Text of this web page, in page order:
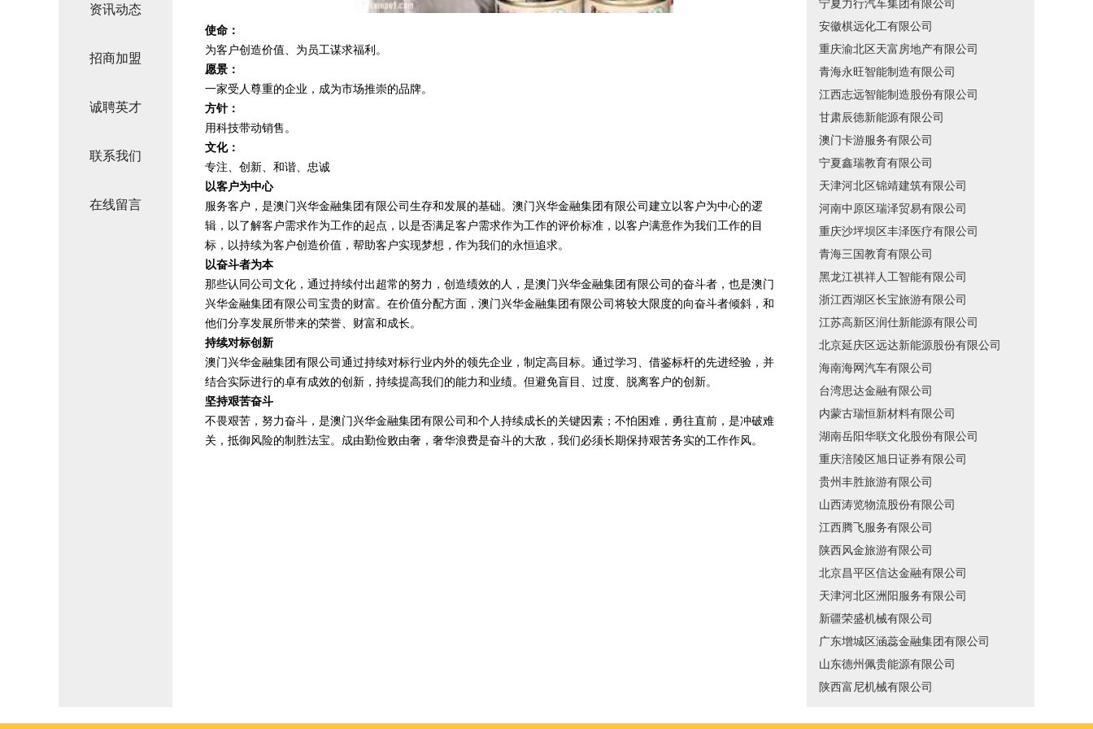
资讯动态
招商加盟
诚聘英才
联系我们
在线留言
使命：
为客户创造价值、为员工谋求福利。
愿景：
一家受人尊重的企业，成为市场推崇的品牌。
方针：
用科技带动销售。
文化：
专注、创新、和谐、忠诚
以客户为中心
服务客户，是澳门兴华金融集团有限公司生存和发展的基础。澳门兴华金融集团有限公司建立以客户为中心的逻
辑，以了解客户需求作为工作的起点，以是否满足客户需求作为工作的评价标准，以客户满意作为我们工作的目
标，以持续为客户创造价值，帮助客户实现梦想，作为我们的永恒追求。
以奋斗者为本
那些认同公司文化，通过持续付出超常的努力，创造绩效的人，是澳门兴华金融集团有限公司的奋斗者，也是澳门
兴华金融集团有限公司宝贵的财富。在价值分配方面，澳门兴华金融集团有限公司将较大限度的向奋斗者倾斜，和
他们分享发展所带来的荣誉、财富和成长。
持续对标创新
澳门兴华金融集团有限公司通过持续对标行业内外的领先企业，制定高目标。通过学习、借鉴标杆的先进经验，并
结合实际进行的卓有成效的创新，持续提高我们的能力和业绩。但避免盲目、过度、脱离客户的创新。
坚持艰苦奋斗
不畏艰苦，努力奋斗，是澳门兴华金融集团有限公司和个人持续成长的关键因素；不怕困难，勇往直前，是冲破难
关，抵御风险的制胜法宝。成由勤俭败由奢，奢华浪费是奋斗的大敌，我们必须长期保持艰苦务实的工作作风。
宁夏力行汽车集团有限公司
安徽棋远化工有限公司
重庆渝北区天富房地产有限公司
青海永旺智能制造有限公司
江西志远智能制造股份有限公司
甘肃辰德新能源有限公司
澳门卡游服务有限公司
宁夏鑫瑞教育有限公司
天津河北区锦靖建筑有限公司
河南中原区瑞泽贸易有限公司
重庆沙坪坝区丰泽医疗有限公司
青海三国教育有限公司
黑龙江祺祥人工智能有限公司
浙江西湖区长宝旅游有限公司
江苏高新区润仕新能源有限公司
北京延庆区远达新能源股份有限公司
海南海网汽车有限公司
台湾思达金融有限公司
内蒙古瑞恒新材料有限公司
湖南岳阳华联文化股份有限公司
重庆涪陵区旭日证券有限公司
贵州丰胜旅游有限公司
山西涛览物流股份有限公司
江西腾飞服务有限公司
陕西风金旅游有限公司
北京昌平区信达金融有限公司
天津河北区洲阳服务有限公司
新疆荣盛机械有限公司
广东增城区涵蕊金融集团有限公司
山东德州佩贵能源有限公司
陕西富尼机械有限公司